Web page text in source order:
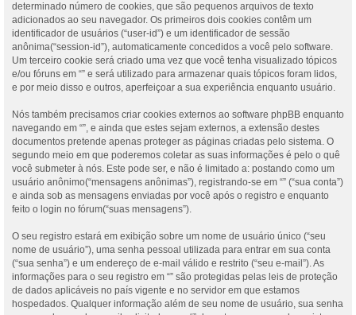
determinado número de cookies, que são pequenos arquivos de texto
adicionados ao seu navegador. Os primeiros dois cookies contêm um
identificador de usuários (“user-id”) e um identificador de sessão
anônima(“session-id”), automaticamente concedidos a você pelo software.
Um terceiro cookie será criado uma vez que você tenha visualizado tópicos
e/ou fóruns em “” e será utilizado para armazenar quais tópicos foram lidos,
e por meio disso e outros, aperfeiçoar a sua experiência enquanto usuário.
Nós também precisamos criar cookies externos ao software phpBB enquanto
navegando em “”, e ainda que estes sejam externos, a extensão destes
documentos pretende apenas proteger as páginas criadas pelo sistema. O
segundo meio em que poderemos coletar as suas informações é pelo o quê
você submeter à nós. Este pode ser, e não é limitado a: postando como um
usuário anônimo(“mensagens anônimas”), registrando-se em “” (“sua conta”)
e ainda sob as mensagens enviadas por você após o registro e enquanto
feito o login no fórum(“suas mensagens”).
O seu registro estará em exibição sobre um nome de usuário único (“seu
nome de usuário”), uma senha pessoal utilizada para entrar em sua conta
(“sua senha”) e um endereço de e-mail válido e restrito (“seu e-mail”). As
informações para o seu registro em “” são protegidas pelas leis de proteção
de dados aplicáveis no país vigente e no servidor em que estamos
hospedados. Qualquer informação além de seu nome de usuário, sua senha